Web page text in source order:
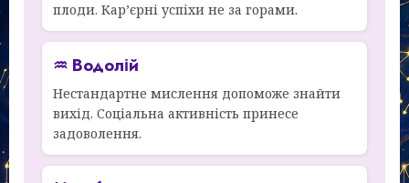
плоди. Кар’єрні успіхи не за горами.
♒ Водолій
Нестандартне мислення допоможе знайти
вихід. Соціальна активність принесе
задоволення.